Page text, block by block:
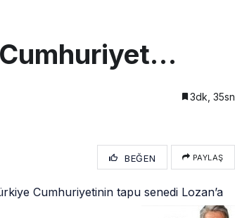
Cumhuriyet…
3dk, 35sn
BEĞEN PAYLAŞ
Cumhuriyetinin tapu senedi Lozan’a